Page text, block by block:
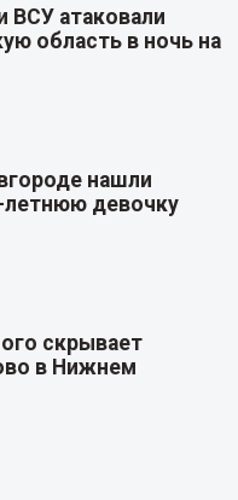
ВСУ атаковали
область в ночь на
нашли
девочку
скрывает
в Нижнем